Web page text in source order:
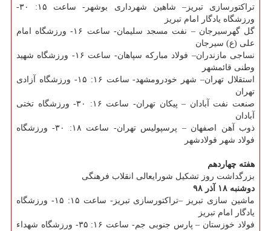
تراكتورسازی تبریز– شاهین شهرداری بوشهر- ساعت ۱۵: ۳۰-
ورزشگاه یادگار امام تبریز
گل گهرسیرجان – نفت مسجد سلیمان- ساعت ۱۶- ورزشگاه امام
علی (ع) سیرجان
نساجی مازندران– فولاد مباركه سپاهان- ساعت ۱۶- ورزشگاه شهید
وطنی قائمشهر
استقلال تهران– شهر خودرومشهد- ساعت ۱۶: ۱۵- ورزشگاه آزادی
تهران
صنعت نفت آبادان – پیكان تهران- ساعت ۱۶: ۳۰- ورزشگاه تختی
آبادان
ذوب آهن اصفهان – پرسپولیس تهران- ساعت ۱۸: ۳۰- ورزشگاه
فولاد شهر فولادشهر
هفته چهاردهم
بزرگداشت روز تشكیل شورایعالی انقلاب فرهنگی
دوشنبه ۱۸ آذر ۹۸
ماشین سازی تبریز –تراكتورسازی تبریز- ساعت ۱۵: ۱۵- ورزشگاه
یادگار امام تبریز
فولاد خوزستان – پارس جنوبی جم- ساعت ۱۶: ۳۵- ورزشگاه شهداء